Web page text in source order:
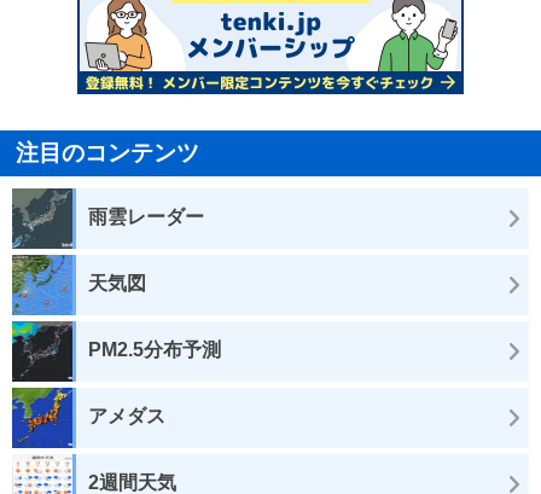
注目のコンテンツ
雨雲レーダー
天気図
PM2.5分布予測
アメダス
2週間天気